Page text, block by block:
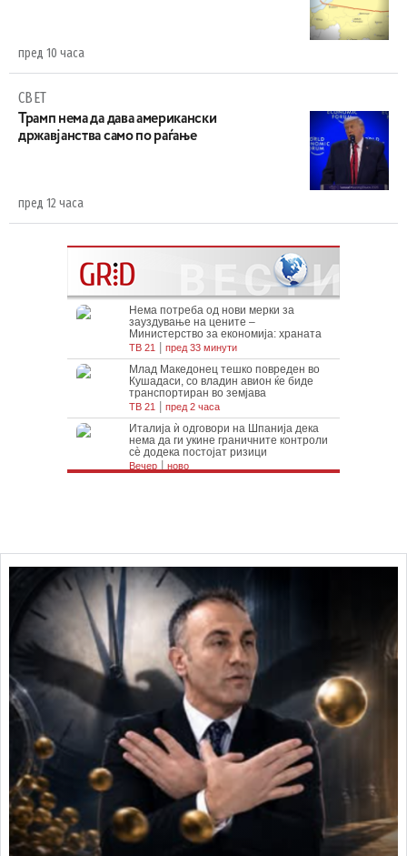
пред 10 часа
СВЕТ
Трамп нема да дава американски
државјанства само по раѓање
пред 12 часа